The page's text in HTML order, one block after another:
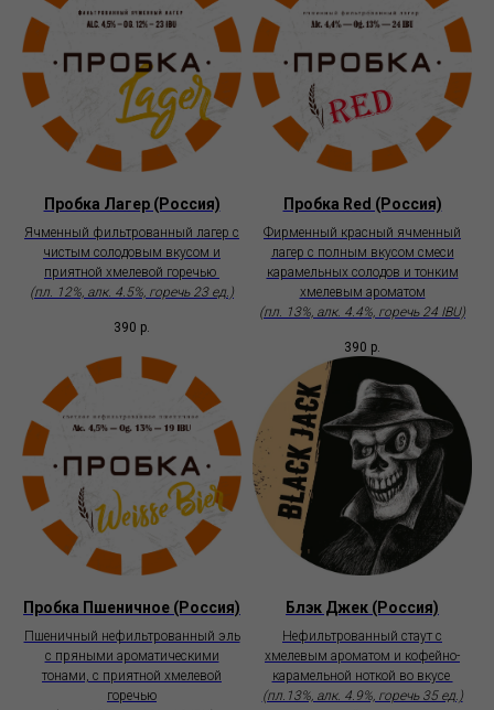
Пробка Лагер (Россия)
Ячменный фильтрованный лагер с
чистым солодовым вкусом и
приятной хмелевой горечью
(пл. 12%, алк. 4.5%, горечь 23 ед.)
390 р.
Пробка Red (Россия)
Фирменный красный ячменный
лагер с полным вкусом смеси
карамельных солодов и тонким
хмелевым ароматом
(пл. 13%, алк. 4.4%, горечь 24 IBU)
390 р.
Пробка Пшеничное (Россия)
Пшеничный нефильтрованный эль
с пряными ароматическими
тонами, с приятной хмелевой
горечью
Блэк Джек (Россия)
Нефильтрованный стаут с
хмелевым ароматом и кофейно-
карамельной ноткой во вкусе
(пл.13%, алк. 4.9%, горечь 35 ед.)